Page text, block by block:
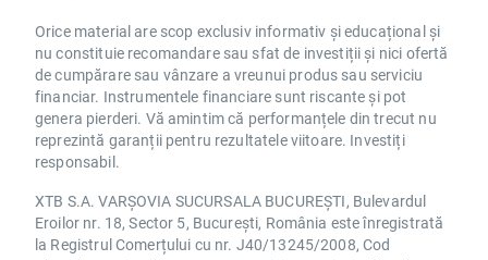
Orice material are scop exclusiv informativ și educațional și
nu constituie recomandare sau sfat de investiții și nici ofertă
de cumpărare sau vânzare a vreunui produs sau serviciu
financiar. Instrumentele financiare sunt riscante și pot
genera pierderi. Vă amintim că performanțele din trecut nu
reprezintă garanții pentru rezultatele viitoare. Investiți
responsabil.
XTB S.A. VARȘOVIA SUCURSALA BUCUREȘTI, Bulevardul
Eroilor nr. 18, Sector 5, București, România este înregistrată
la Registrul Comerțului cu nr. J40/13245/2008, Cod